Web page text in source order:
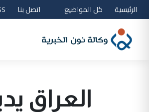
الرئيسية كل المواضيع اتصل بنا
العراق